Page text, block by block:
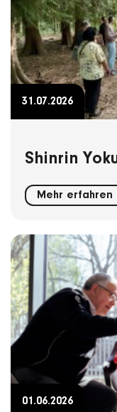
31.07.2026
Shinrin
der Wald
lehrt
Mehr erfahren
01.06.2026